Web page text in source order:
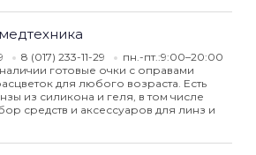
8 (017) 233-11-29
пн.-пт.:9:00–20:00
готовые очки с оправами
для любого возраста. Есть
из силикона и геля, в том числе
средств и аксессуаров для линз и